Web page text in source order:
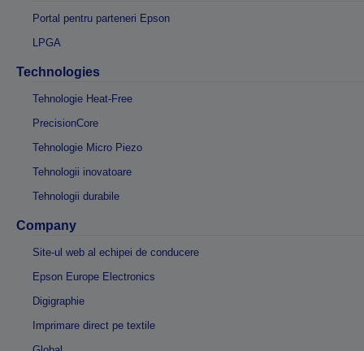
Portal pentru parteneri Epson
LPGA
Technologies
Tehnologie Heat-Free
PrecisionCore
Tehnologie Micro Piezo
Tehnologii inovatoare
Tehnologii durabile
Company
Site-ul web al echipei de conducere
Epson Europe Electronics
Digigraphie
Imprimare direct pe textile